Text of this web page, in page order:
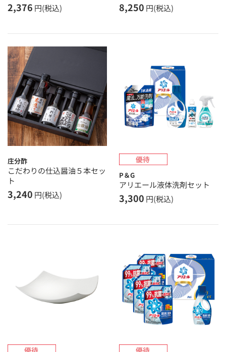
2,376 円(税込) 8,250 円(税込)
庄分酢
こだわりの仕込醤油５本セッ
ト
3,240 円(税込)
P＆G
アリエール液体洗剤セット
3,300 円(税込)